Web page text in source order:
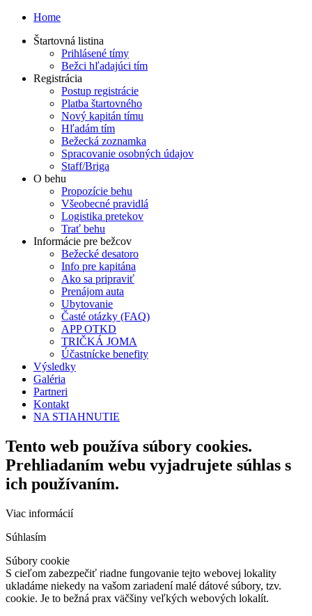
Home
Štartovná listina
Prihlásené tímy
Bežci hľadajúci tím
Registrácia
Postup registrácie
Platba štartovného
Nový kapitán tímu
Hľadám tím
Bežecká zoznamka
Spracovanie osobných údajov
Staff/Briga
O behu
Propozície behu
Všeobecné pravidlá
Logistika pretekov
Trať behu
Informácie pre bežcov
Bežecké desatoro
Info pre kapitána
Ako sa pripraviť
Prenájom auta
Ubytovanie
Časté otázky (FAQ)
APP OTKD
TRIČKÁ JOMA
Účastnícke benefity
Výsledky
Galéria
Partneri
Kontakt
NA STIAHNUTIE
Tento web používa súbory cookies.
Prehliadaním webu vyjadrujete súhlas s
ich používaním.
Viac informácií
Súhlasím
Súbory cookie
S cieľom zabezpečiť riadne fungovanie tejto webovej lokality
ukladáme niekedy na vašom zariadení malé dátové súbory, tzv.
cookie. Je to bežná prax väčšiny veľkých webových lokalít.